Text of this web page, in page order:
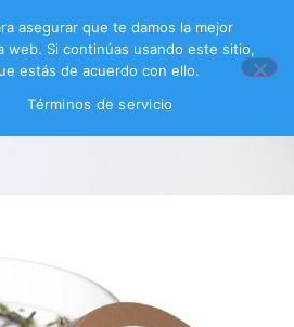
asegurar que te damos la mejor
web. Si continúas usando este sitio,
estás de acuerdo con ello.
Términos de servicio